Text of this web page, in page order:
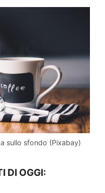
sullo sfondo (Pixabay)
DI OGGI: